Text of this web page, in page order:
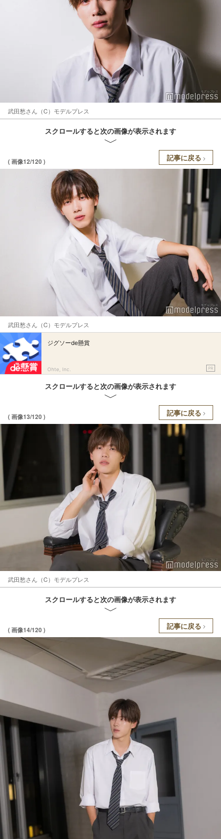
武田愁さん（C）モデルプレス
スクロールすると次の画像が表示されます
( 画像12/120 ) 記事に戻る
武田愁さん（C）モデルプレス
ジグソーde懸賞
Ohte, Inc. PR
スクロールすると次の画像が表示されます
( 画像13/120 ) 記事に戻る
武田愁さん（C）モデルプレス
スクロールすると次の画像が表示されます
( 画像14/120 ) 記事に戻る